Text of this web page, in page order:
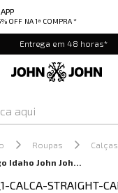
OFF NA 1ª COMPRA *
Entrega em 48 horas*
Roupas
Calças
Calça Straight Cargo Idaho John John Masculina